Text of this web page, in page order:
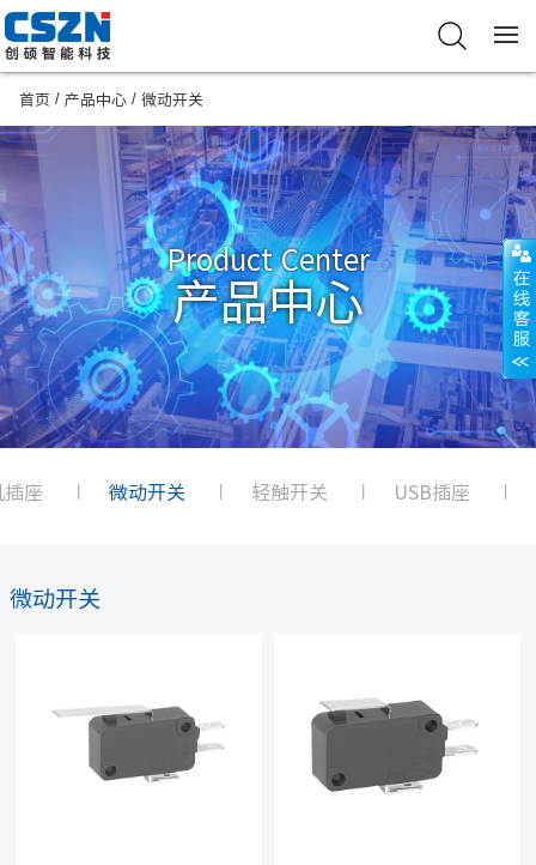
首页 / 产品中心 / 微动开关
Product Center
产品中心
插座 微动开关 轻触开关 USB插座
微动开关